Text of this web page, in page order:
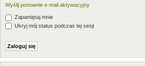
Wyślij ponownie e-mail aktywacyjny
Zapamiętaj mnie
Ukryj mój status podczas tej sesji